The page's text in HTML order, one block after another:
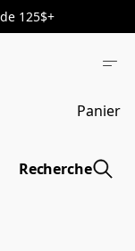
125$+
Panier
Recherche